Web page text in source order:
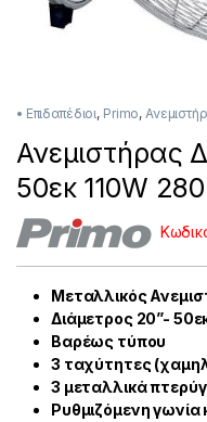
• Επιδαπέδιοι, Primo,
Ανεμιστήρας
50εκ 110W
Μεταλλικός
Διάμετρος 20”-
Βαρέως τύπου
3 ταχύτητες
3 μεταλλικά
Ρυθμιζόμενη γωνία